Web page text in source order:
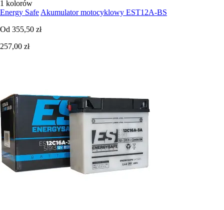
1 kolorów
Energy Safe Akumulator motocyklowy EST12A-BS
Od 355,50 zł
257,00 zł